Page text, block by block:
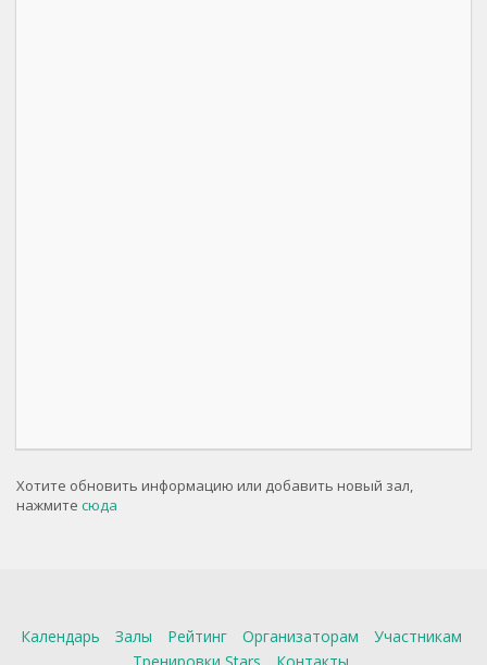
Хотите обновить информацию или добавить новый зал,
нажмите сюда
Календарь Залы Рейтинг Организаторам
Участникам